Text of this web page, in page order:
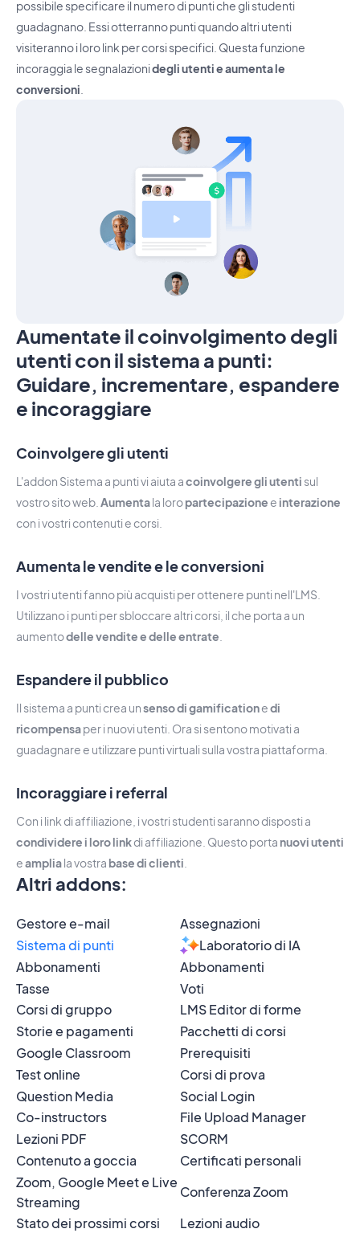
Altri addons:
Gestore e-mail
Assegnazioni
Sistema di punti
Laboratorio di IA
Abbonamenti
Abbonamenti
Tasse
Voti
Corsi di gruppo
LMS Editor di forme
Storie e pagamenti
Pacchetti di corsi
Google Classroom
Prerequisiti
Test online
Corsi di prova
Question Media
Social Login
Co-instructors
File Upload Manager
Lezioni PDF
SCORM
Contenuto a goccia
Certificati personali
Zoom, Google Meet e Live
Streaming
Conferenza Zoom
Stato dei prossimi corsi
Lezioni audio
possibile specificare il numero di punti che gli studenti
guadagnano. Essi otterranno punti quando altri utenti
visiteranno i loro link per corsi specifici. Questa funzione
incoraggia le segnalazionidegli utenti e aumenta le
conversioni
Aumentate il coinvolgimento degli
utenti con il sistema a punti:
Guidare, incrementare, espandere
e incoraggiare
Coinvolgere gli utenti
L'addon Sistema a punti vi aiuta acoinvolgere gli utenti sul
vostro sito web. Aumentala loropartecipazionee interazione
con i vostri contenuti e corsi.
Aumenta le vendite e le conversioni
I vostri utenti fanno più acquisti per ottenere punti nell'LMS.
Utilizzano i punti per sbloccare altri corsi, il che porta a un
aumentodelle vendite e delle entrate
Espandere il pubblico
Il sistema a punti crea unsenso di gamificationedi
ricompensaper i nuovi utenti. Ora si sentono motivati a
guadagnare e utilizzare punti virtuali sulla vostra piattaforma.
Incoraggiare i referral
Con i link di affiliazione, i vostri studenti saranno disposti a
condividere i loro linkdi affiliazione. Questo porta nuovi utenti
eampliala vostra base di clienti